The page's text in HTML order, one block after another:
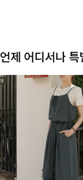
언제 어디서나 특